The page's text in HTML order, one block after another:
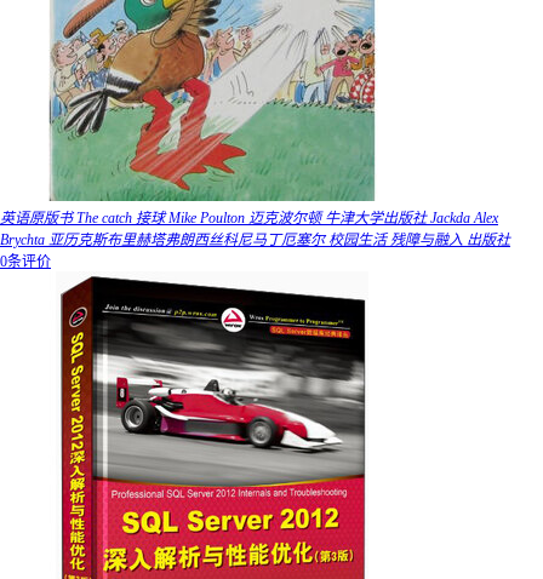
英语原版书 The catch 接球 Mike Poulton 迈克波尔顿 牛津大学出版社 Jackda Alex
Brychta 亚历克斯布里赫塔弗朗西丝科尼马丁厄塞尔 校园生活 残障与融入 出版社
0条评价